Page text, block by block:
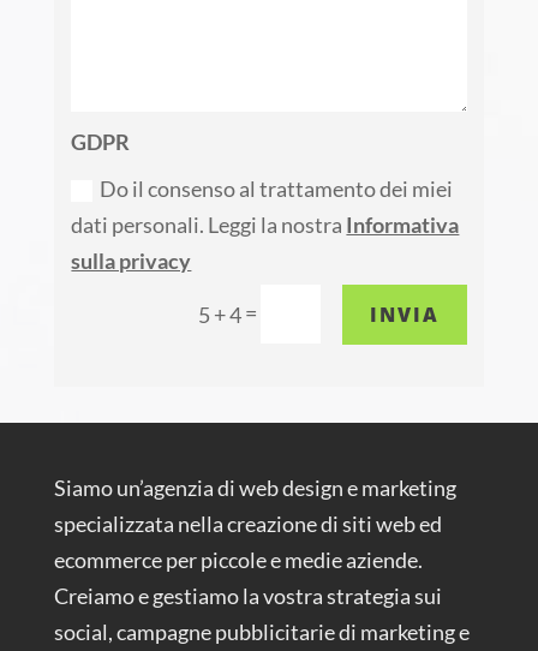
GDPR
Do il consenso al trattamento dei miei
dati personali. Leggi la nostra Informativa
sulla privacy
5 + 4= INVIA
Siamo un’agenzia di web design e marketing
specializzata nella creazione di siti web ed
ecommerce per piccole e medie aziende.
Creiamo e gestiamo la vostra strategia sui
social, campagne pubblicitarie di marketing e